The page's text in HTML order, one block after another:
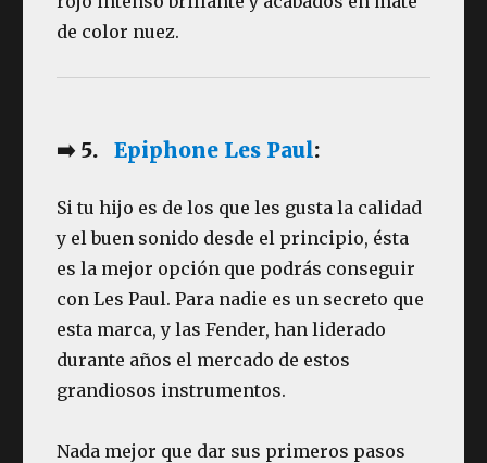
de color nuez.
➡️ 5.Epiphone Les Paul:
Si tu hijo es de los que les gusta la calidad
y el buen sonido desde el principio, ésta
es la mejor opción que podrás conseguir
con Les Paul. Para nadie es un secreto que
esta marca, y las Fender, han liderado
durante años el mercado de estos
grandiosos instrumentos.
Nada mejor que dar sus primeros pasos